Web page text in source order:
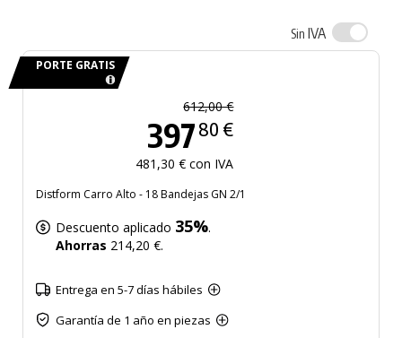
Sin IVA
PORTE GRATIS
612,00 €
397 80 €
481,30 € con IVA
Distform Carro Alto - 18 Bandejas GN 2/1
Descuento aplicado 35%.
Ahorras 214,20 €.
Entrega en 5-7 días hábiles
Garantía de 1 año en piezas